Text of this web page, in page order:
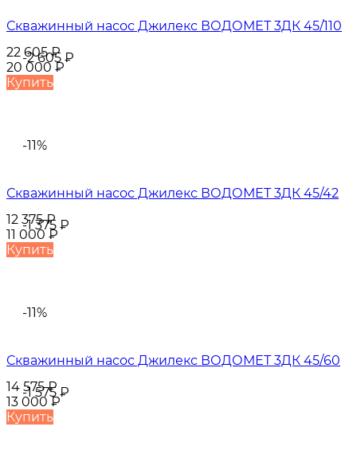
-2 605 ₽
Скважинный насос Джилекс ВОДОМЕТ 3ДК 45/110
22 605₽
20 000 ₽
Купить
-11%
-1 375 ₽
Скважинный насос Джилекс ВОДОМЕТ 3ДК 45/42
12 375₽
11 000₽
Купить
-11%
-1 575 ₽
Скважинный насос Джилекс ВОДОМЕТ 3ДК 45/60
14 575₽
13 000₽
Купить